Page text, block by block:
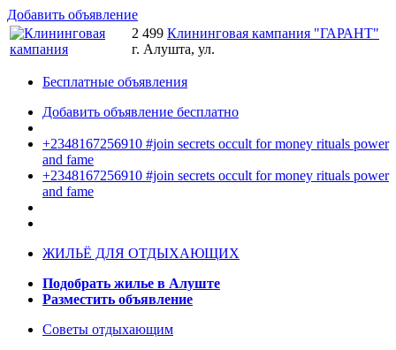
Добавить объявление
2 499 Клининговая кампания "ГАРАНТ"
г. Алушта, ул.
Бесплатные объявления
Добавить объявление бесплатно
+2348167256910 #join secrets occult for money rituals power
and fame
+2348167256910 #join secrets occult for money rituals power
and fame
ЖИЛЬЁ ДЛЯ ОТДЫХАЮЩИХ
Подобрать жилье в Алуште
Разместить объявление
Советы отдыхающим